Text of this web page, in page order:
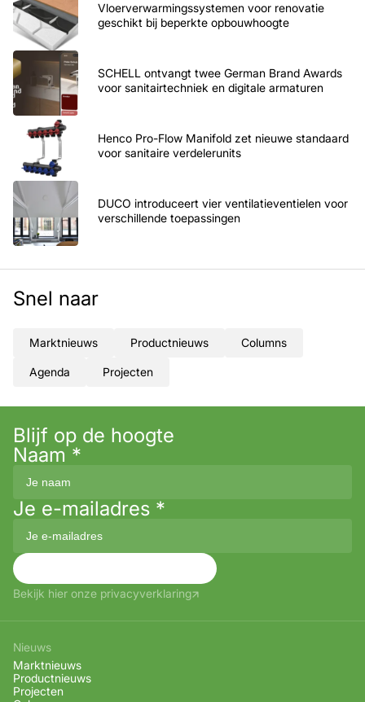
Vloerverwarmingssystemen voor renovatie
geschikt bij beperkte opbouwhoogte
SCHELL ontvangt twee German Brand Awards
voor sanitairtechniek en digitale armaturen
Henco Pro-Flow Manifold zet nieuwe standaard
voor sanitaire verdelerunits
DUCO introduceert vier ventilatieventielen voor
verschillende toepassingen
Snel naar
Marktnieuws Productnieuws Columns
Agenda Projecten
Blijf op de hoogte
Naam *
Je e-mailadres *
Bekijk hier onze privacyverklaring
Nieuws
Marktnieuws
Productnieuws
Projecten